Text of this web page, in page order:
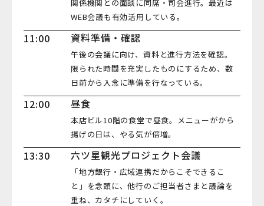
関係機関との面談に同席・司会進行。最近は
WEB会議も有効活用している。
11:00 資料準備・確認
午後の会議に向け、資料と進行方法を確認。
限られた時間を充実したものにするため、数
日前から入念に準備を行なっている。
12:00 昼食
本店ビル10階の食堂で昼食。メニューがから
揚げの日は、やる気が倍増。
13:30 六ツ星観光プロジェクト会議
「地方銀行・広域連携だからこそできるこ
と」を念頭に、他行のご担当者さまと議論を
重ね、カタチにしていく。